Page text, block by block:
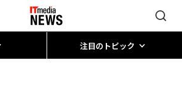
注目のトピック